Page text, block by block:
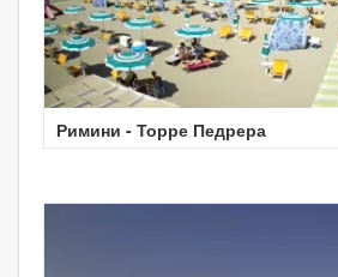
Римини - Торре Педрера